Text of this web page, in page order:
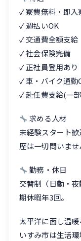
✓ 寮費無料・即入
✓ 週払いOK
✓ 交通費全額支給
✓ 社会保険完備
✓ 正社員登用あり
✓ 車・バイク通
✓ 赴任費支給(一
求める人材
未経験スタート
歴は一切問いませ
勤務・休日
交替制（日勤・
期休暇年3回。
太平洋に面し温暖
いすみ市は生活